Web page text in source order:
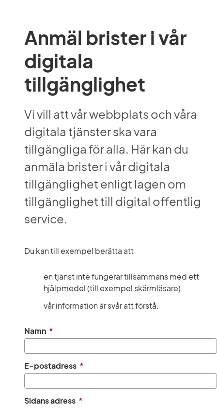
Anmäl brister i vår
digitala
tillgänglighet
Vi vill att vår webbplats och våra
digitala tjänster ska vara
tillgängliga för alla. Här kan du
anmäla brister i vår digitala
tillgänglighet enligt lagen om
tillgänglighet till digital offentlig
service.
Du kan till exempel berätta att
en tjänst inte fungerar tillsammans med ett
hjälpmedel (till exempel skärmläsare)
vår information är svår att förstå.
Namn *
E-postadress *
Sidans adress *